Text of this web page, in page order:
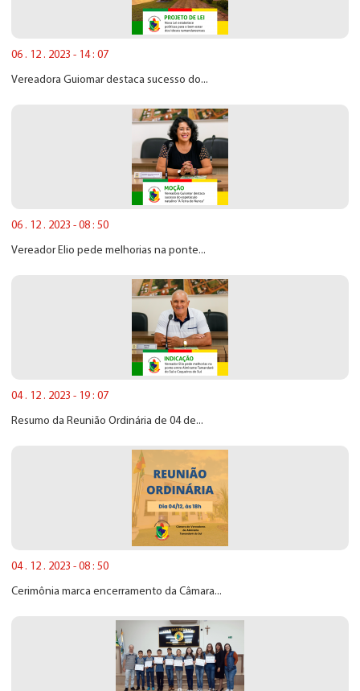
06 . 12 . 2023 - 14 : 07
Vereadora Guiomar destaca sucesso do...
06 . 12 . 2023 - 08 : 50
Vereador Elio pede melhorias na ponte...
04 . 12 . 2023 - 19 : 07
Resumo da Reunião Ordinária de 04 de...
04 . 12 . 2023 - 08 : 50
Cerimônia marca encerramento da Câmara...